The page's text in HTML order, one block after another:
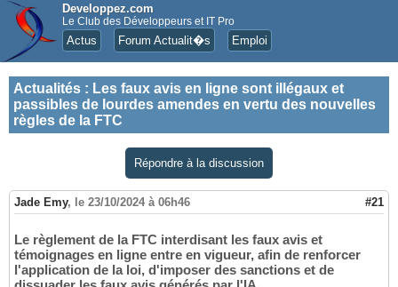
Developpez.com
Le Club des Développeurs et IT Pro
Actus Forum Actualit�s Emploi
Actualités : Les faux avis en ligne sont illégaux et
passibles de lourdes amendes en vertu des nouvelles
règles de la FTC
Répondre à la discussion
Jade Emy, le 23/10/2024 à 06h46 #21
Le règlement de la FTC interdisant les faux avis et
témoignages en ligne entre en vigueur, afin de renforcer
l'application de la loi, d'imposer des sanctions et de